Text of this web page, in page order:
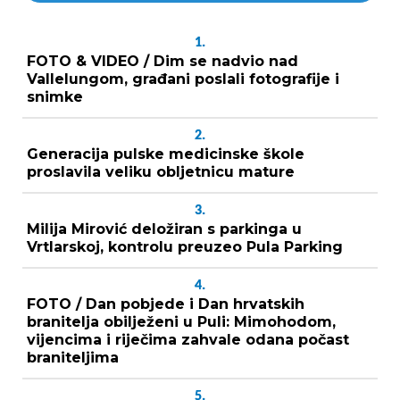
1.
FOTO & VIDEO / Dim se nadvio nad
Vallelungom, građani poslali fotografije i
snimke
2.
Generacija pulske medicinske škole
proslavila veliku obljetnicu mature
3.
Milija Mirović deložiran s parkinga u
Vrtlarskoj, kontrolu preuzeo Pula Parking
4.
FOTO / Dan pobjede i Dan hrvatskih
branitelja obilježeni u Puli: Mimohodom,
vijencima i riječima zahvale odana počast
braniteljima
5.